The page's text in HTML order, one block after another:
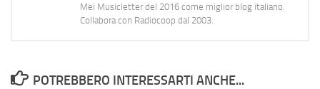
Mei Musicletter del 2016 come miglior blog italiano.
Collabora con Radiocoop dal 2003.
POTREBBERO INTERESSARTI ANCHE...